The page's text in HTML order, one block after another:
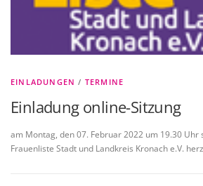
EINLADUNGEN / TERMINE
Einladung online-Sitzung
am Montag, den 07. Februar 2022 um 19.30 Uhr
Frauenliste Stadt und Landkreis Kronach e.V.